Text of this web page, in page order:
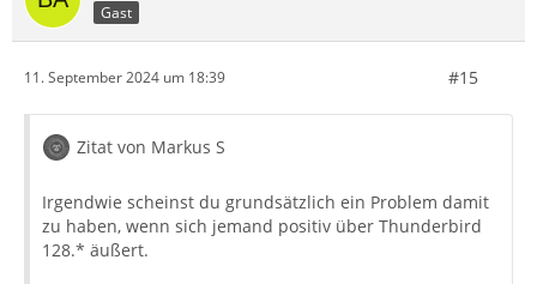
Gast
11. September 2024 um 18:39 #15
Zitat von Markus S
Irgendwie scheinst du grundsätzlich ein Problem damit
zu haben, wenn sich jemand positiv über Thunderbird
128.* äußert.